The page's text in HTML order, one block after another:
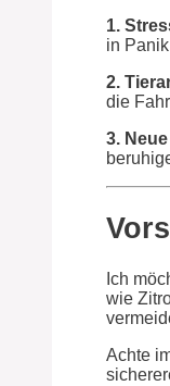
1.
in
2.
die
3.
Ich
wie
Achte